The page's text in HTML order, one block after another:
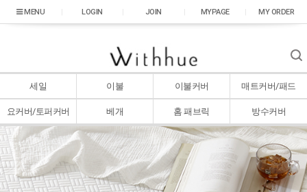
LOGIN JOIN MYPAGE MY ORDER
세일 이불 이불커버 매트커버/패드
요커버/토퍼커버 베개 홈 패브릭 방수커버